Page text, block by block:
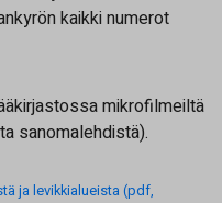
kaikki numerot
mikrofilmeiltä
sanomalehdistä).
ja levikkialueista (pdf,